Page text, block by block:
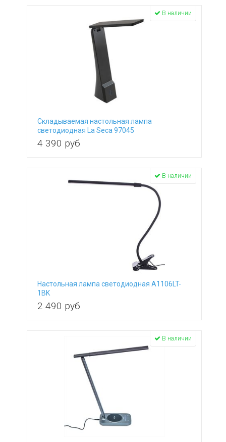
Складываемая настольная лампа
светодиодная La Seca 97045
4 390 руб
В наличии
Настольная лампа светодиодная A1106LT-
1BK
2 490 руб
В наличии
В наличии